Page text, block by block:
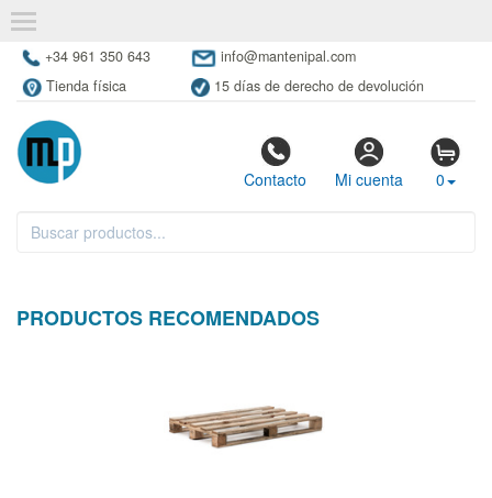
+34 961 350 643
info@mantenipal.com
Tienda física
15 días de derecho de devolución
Contacto Mi cuenta 0
PRODUCTOS RECOMENDADOS